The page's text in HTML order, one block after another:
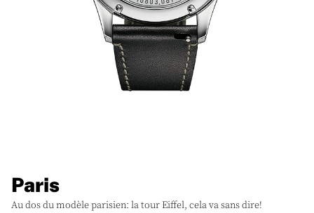
Paris
Au dos du modèle parisien: la tour Eiffel, cela va sans dire!